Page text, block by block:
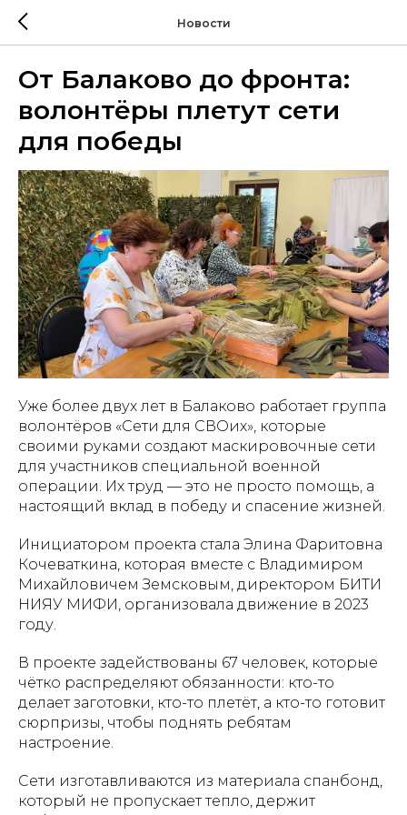
Новости
От Балаково до фронта:
волонтёры плетут сети
для победы
Уже более двух лет в Балаково работает группа
волонтёров «Сети для СВОих», которые
своими руками создают маскировочные сети
для участников специальной военной
операции. Их труд — это не просто помощь, а
настоящий вклад в победу и спасение жизней.
Инициатором проекта стала Элина Фаритовна
Кочеваткина, которая вместе с Владимиром
Михайловичем Земсковым, директором БИТИ
НИЯУ МИФИ, организовала движение в 2023
году.
В проекте задействованы 67 человек, которые
чётко распределяют обязанности: кто-то
делает заготовки, кто-то плетёт, а кто-то готовит
сюрпризы, чтобы поднять ребятам
настроение.
Сети изготавливаются из материала спанбонд,
который не пропускает тепло, держит